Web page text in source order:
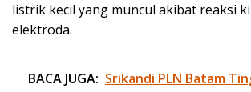
listrik kecil yang muncul akibat reaksi
elektroda.
BACA JUGA: Srikandi PLN Batam